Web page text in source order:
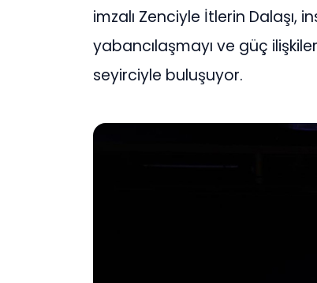
imzalı Zenciyle İtlerin Dalaşı,
yabancılaşmayı ve güç
seyirciyle buluşuyor.